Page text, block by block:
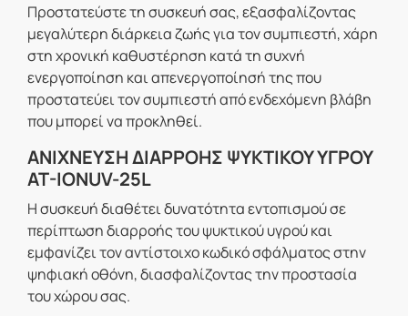
Προστατεύστε τη συσκευή σας, εξασφαλίζοντας
μεγαλύτερη διάρκεια ζωής για τον συμπιεστή, χάρη
στη χρονική καθυστέρηση κατά τη συχνή
ενεργοποίηση και απενεργοποίησή της που
προστατεύει τον συμπιεστή από ενδεχόμενη βλάβη
που μπορεί να προκληθεί.
ΑΝΙΧΝΕΥΣΗ ΔΙΑΡΡΟΗΣ ΨΥΚΤΙΚΟΥ ΥΓΡΟΥ
AT-IONUV-25L
Η συσκευή διαθέτει δυνατότητα εντοπισμού σε
περίπτωση διαρροής του ψυκτικού υγρού και
εμφανίζει τον αντίστοιχο κωδικό σφάλματος στην
ψηφιακή οθόνη, διασφαλίζοντας την προστασία
του χώρου σας.